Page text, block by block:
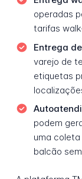
operadas
tarifas
Entrega
varejo de
etiquetas
podem
uma
balcão